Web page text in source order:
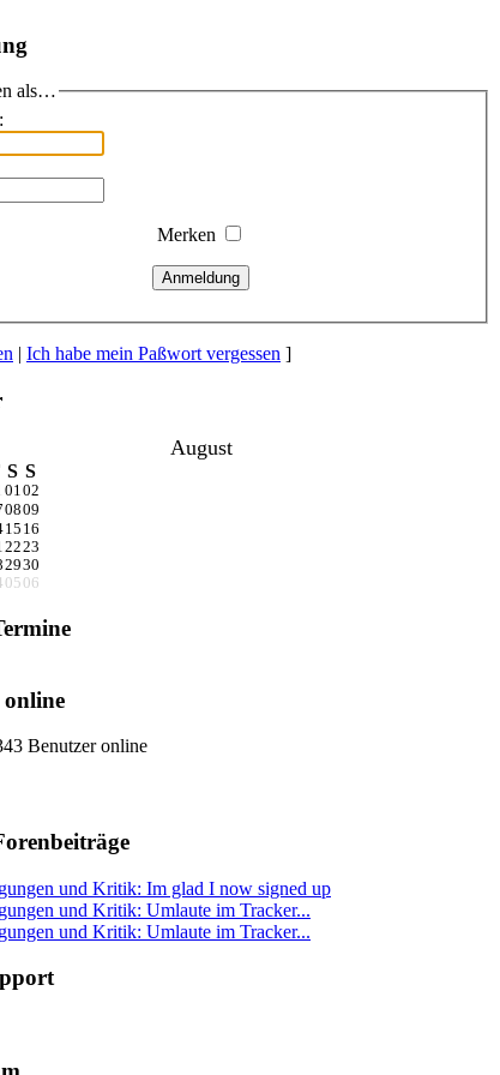
als…
Merken
Anmeldung
| Ich habe mein Paßwort vergessen ]
August
S S
0102
0809
15 16
2223
2930
05 06
online
Benutzer online
und Kritik: Im glad I now signed up
und Kritik: Umlaute im Tracker...
und Kritik: Umlaute im Tracker...